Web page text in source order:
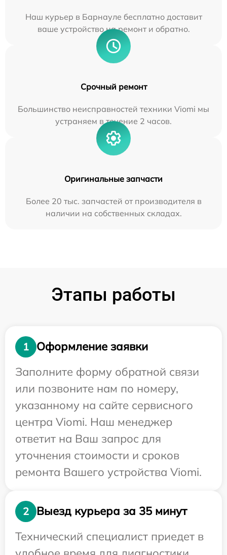
Наш курьер в Барнауле бесплатно доставит
ваше устройство на ремонт и обратно.
Срочный ремонт
Большинство неисправностей техники Viomi мы
устраняем в течение 2 часов.
Оригинальные запчасти
Более 20 тыс. запчастей от производителя в
наличии на собственных складах.
Этапы работы
1
Оформление заявки
Заполните форму обратной связи
или позвоните нам по номеру,
указанному на сайте сервисного
центра Viomi. Наш менеджер
ответит на Ваш запрос для
уточнения стоимости и сроков
ремонта Вашего устройства Viomi.
2
Выезд курьера за 35 минут
Технический специалист приедет в